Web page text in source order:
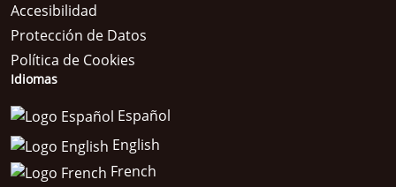
Accesibilidad
Protección de Datos
Política de Cookies
Idiomas
Español
English
French